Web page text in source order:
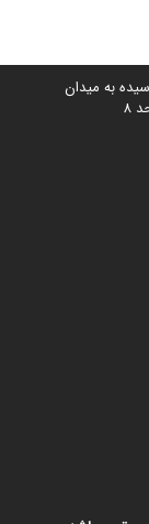
به میدان